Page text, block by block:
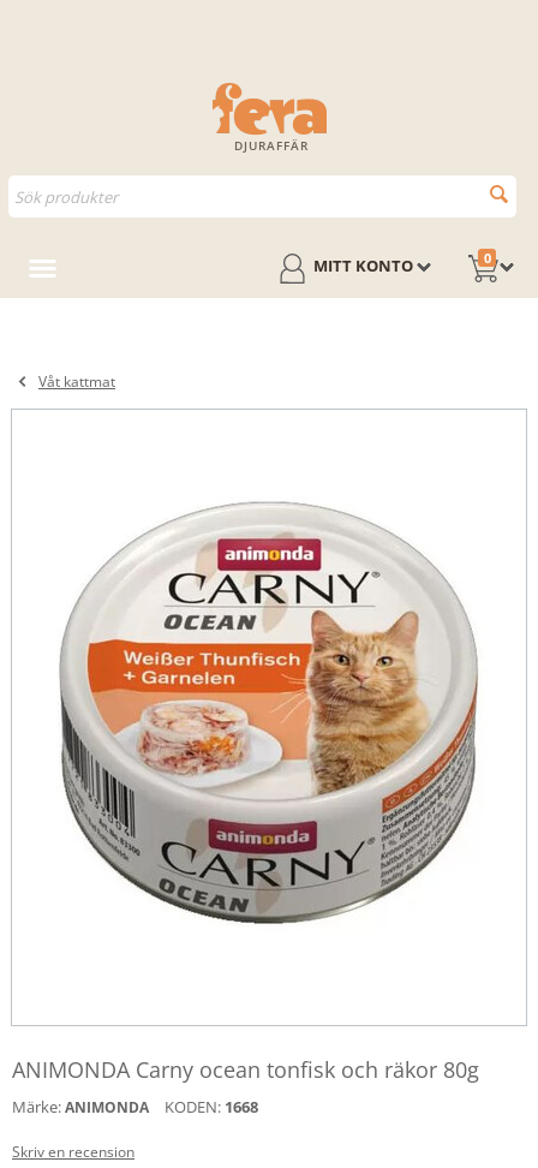
DJURAFFÄR
0
MITT KONTO
Våt kattmat
ANIMONDA Carny ocean tonfisk och räkor 80g
Märke:ANIMONDA KODEN: 1668
Skriv en recension